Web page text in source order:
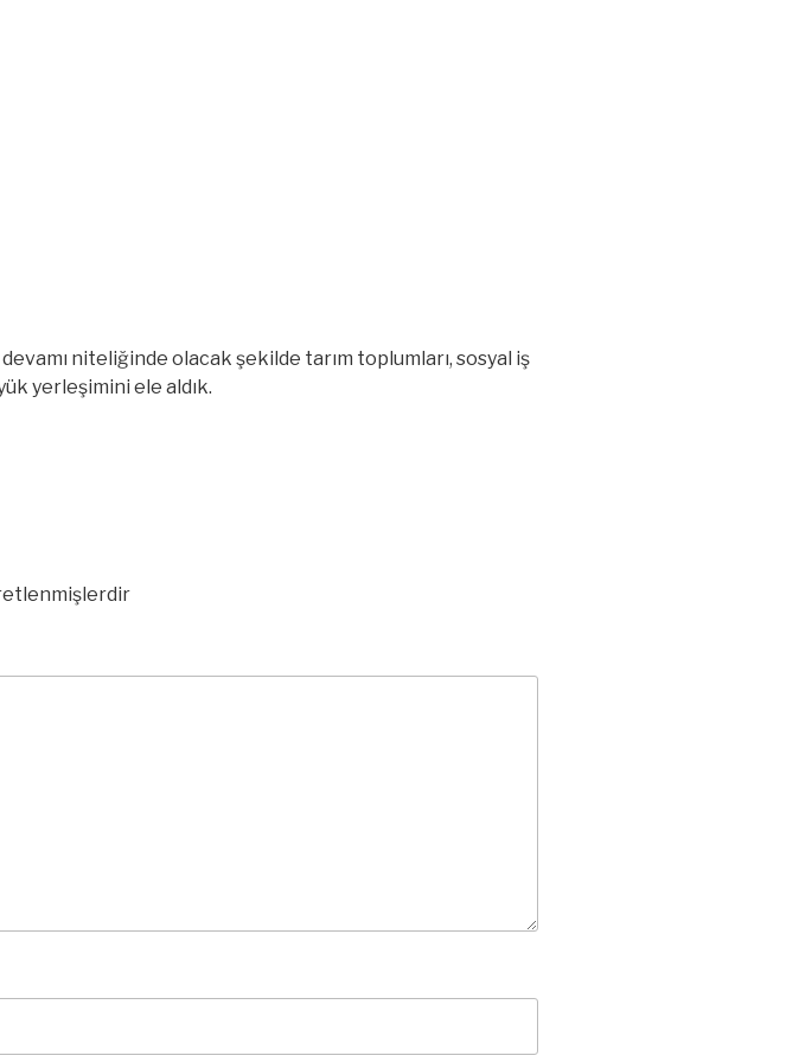
niteliğinde olacak şekilde tarım toplumları, sosyal iş
yerleşimini ele aldık.